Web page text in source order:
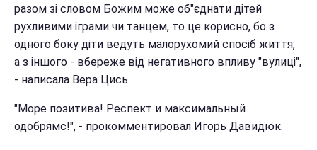
разом зі словом Божим може об"єднати дітей
рухливими іграми чи танцем, то це корисно, бо з
одного боку діти ведуть малорухомий спосіб життя,
а з іншого - вбереже від негативного впливу "вулиці",
- написала Вера Цись.
"Море позитива! Респект и максимальный
одобрямс!", - прокомментировал Игорь Давидюк.